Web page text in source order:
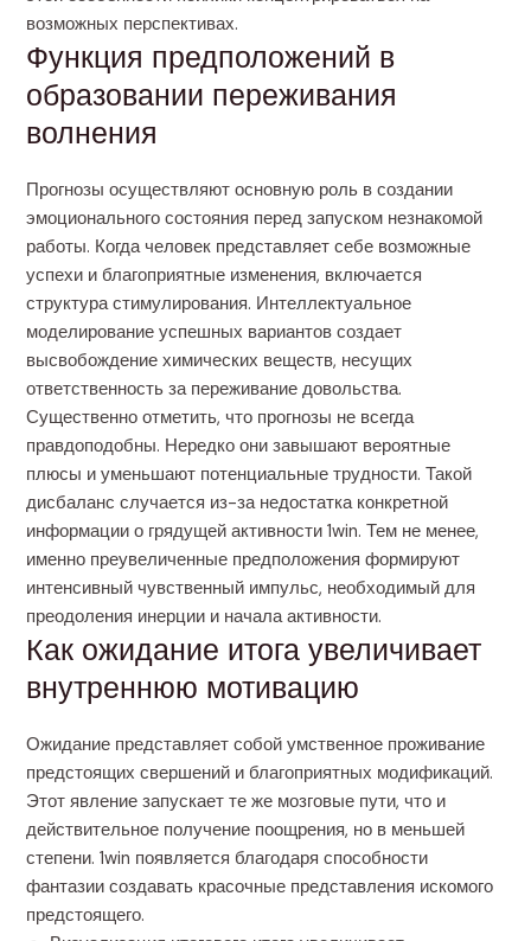
возможных перспективах.
Функция предположений в
образовании переживания
волнения
Прогнозы осуществляют основную роль в создании
эмоционального состояния перед запуском незнакомой
работы. Когда человек представляет себе возможные
успехи и благоприятные изменения, включается
структура стимулирования. Интеллектуальное
моделирование успешных вариантов создает
высвобождение химических веществ, несущих
ответственность за переживание довольства.
Существенно отметить, что прогнозы не всегда
правдоподобны. Нередко они завышают вероятные
плюсы и уменьшают потенциальные трудности. Такой
дисбаланс случается из-за недостатка конкретной
информации о грядущей активности 1win. Тем не менее,
именно преувеличенные предположения формируют
интенсивный чувственный импульс, необходимый для
преодоления инерции и начала активности.
Как ожидание итога увеличивает
внутреннюю мотивацию
Ожидание представляет собой умственное проживание
предстоящих свершений и благоприятных модификаций.
Этот явление запускает те же мозговые пути, что и
действительное получение поощрения, но в меньшей
степени. 1win появляется благодаря способности
фантазии создавать красочные представления искомого
предстоящего.